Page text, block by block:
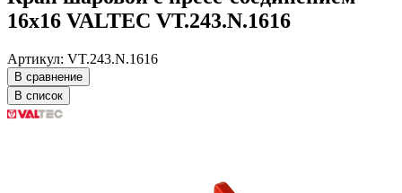
16х16 VALTEC VT.243.N.1616
Артикул: VT.243.N.1616
В сравнение
В список